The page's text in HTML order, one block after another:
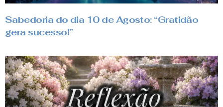
Sabedoria do dia 10 de Agosto: “Gratidão
gera sucesso!”